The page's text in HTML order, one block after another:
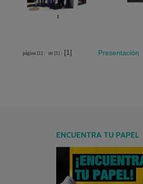
1
página [1] : de [1] : [1] Presentación
ENCUENTRA TU PAPEL